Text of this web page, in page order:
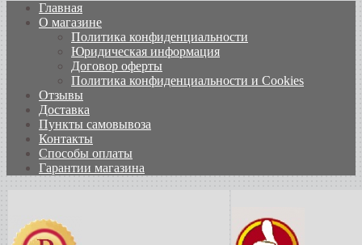
Главная
О магазине
Политика конфиденциальности
Юридическая информация
Договор оферты
Политика конфиденциальности и Cookies
Отзывы
Доставка
Пункты самовывоза
Контакты
Способы оплаты
Гарантии магазина